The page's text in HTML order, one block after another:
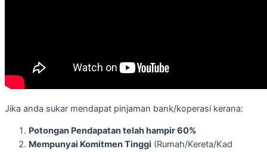
Jika anda sukar mendapat pinjaman bank/koperasi kerana:
Potongan Pendapatan telah hampir 60%
Mempunyai Komitmen Tinggi (Rumah/Kereta/Kad